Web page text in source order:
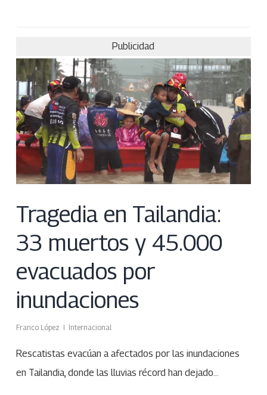
Publicidad
Tragedia en Tailandia:
33 muertos y 45.000
evacuados por
inundaciones
Franco López Internacional
Rescatistas evacúan a afectados por las inundaciones
en Tailandia, donde las lluvias récord han dejado…